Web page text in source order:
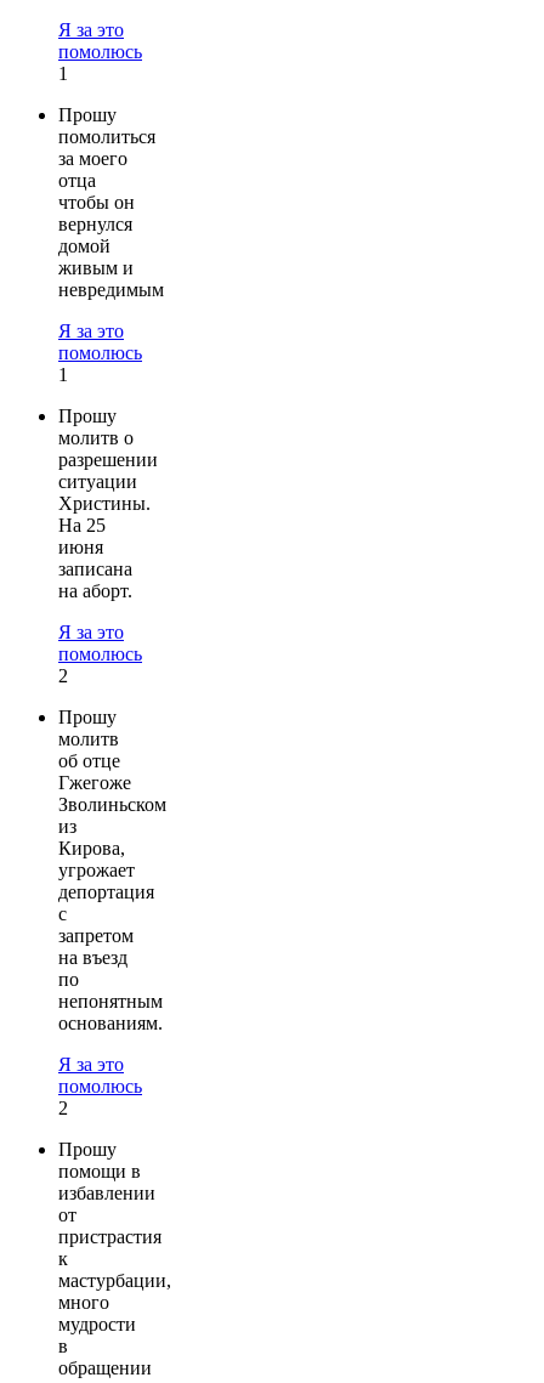
Я за это
помолюсь
1
Прошу
помолиться
за моего
отца
чтобы он
вернулся
домой
живым и
невредимым
Я за это
помолюсь
1
Прошу
молитв о
разрешении
ситуации
Христины.
На 25
июня
записана
на аборт.
Я за это
помолюсь
2
Прошу
молитв
об отце
Гжегоже
Зволиньском
из
Кирова,
угрожает
депортация
с
запретом
на въезд
по
непонятным
основаниям.
Я за это
помолюсь
2
Прошу
помощи в
избавлении
от
пристрастия
к
мастурбации,
много
мудрости
в
обращении